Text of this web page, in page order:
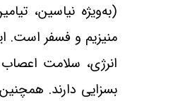
(به‌ویژه نیاسین،
منیزیم و فسفر است.
انرژی، سلامت
بسزایی دارند.